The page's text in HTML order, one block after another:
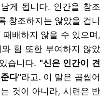
게 됩니다. 인간을 창조
창조하지는 않았을 겁니
배하지 않을 수 있으며,
힘 또한 부여하지 않았
습니다. "신은 인간이 견
다"라고. 이 말은 곱씹어
것이 아니라, 시련은 반